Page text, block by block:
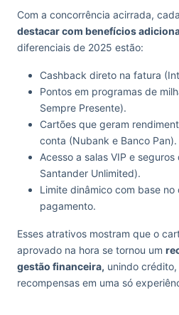
Com a concorrência acirrada,
destacar com benefícios
diferenciais de 2025 estão:
Cashback direto na fatura
Pontos em programas de
Sempre Presente).
Cartões que geram
conta (Nubank e Banco Pan).
Acesso a salas VIP e
Santander Unlimited).
Limite dinâmico com base
pagamento.
Esses atrativos mostram que o
aprovado na hora se tornou um
gestão financeira, unindo
recompensas em uma só